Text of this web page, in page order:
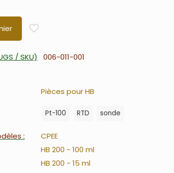
/ SKU)
006-011-001
Pièces pour HB
Pt-100 RTD sonde
:
CPEE
HB 200 - 100 ml
HB 200 - 15 ml